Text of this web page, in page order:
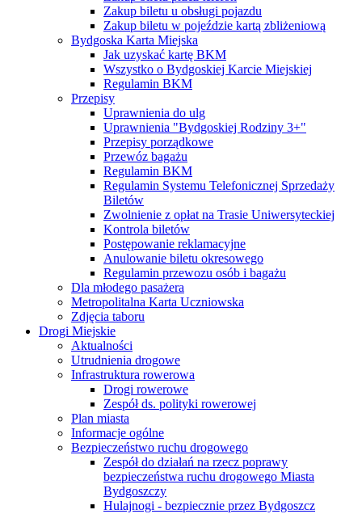
Zakup biletu u obsługi pojazdu
Zakup biletu w pojeździe kartą zbliżeniową
Bydgoska Karta Miejska
Jak uzyskać kartę BKM
Wszystko o Bydgoskiej Karcie Miejskiej
Regulamin BKM
Przepisy
Uprawnienia do ulg
Uprawnienia "Bydgoskiej Rodziny 3+"
Przepisy porządkowe
Przewóz bagażu
Regulamin BKM
Regulamin Systemu Telefonicznej Sprzedaży
Biletów
Zwolnienie z opłat na Trasie Uniwersyteckiej
Kontrola biletów
Postępowanie reklamacyjne
Anulowanie biletu okresowego
Regulamin przewozu osób i bagażu
Dla młodego pasażera
Metropolitalna Karta Uczniowska
Zdjęcia taboru
Drogi Miejskie
Aktualności
Utrudnienia drogowe
Infrastruktura rowerowa
Drogi rowerowe
Zespół ds. polityki rowerowej
Plan miasta
Informacje ogólne
Bezpieczeństwo ruchu drogowego
Zespół do działań na rzecz poprawy
bezpieczeństwa ruchu drogowego Miasta
Bydgoszczy
Hulajnogi - bezpiecznie przez Bydgoszcz